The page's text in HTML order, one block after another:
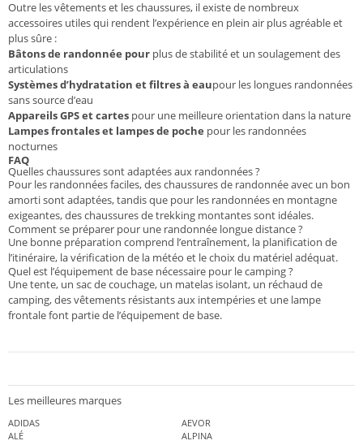
Outre les vêtements et les chaussures, il existe de nombreux
accessoires utiles qui rendent l’expérience en plein air plus agréable et
plus sûre :
Bâtons de randonnée pour plus de stabilité et un soulagement des
articulations
Systèmes d’hydratation et filtres à eaupour les longues randonnées
sans source d’eau
Appareils GPS et cartes pour une meilleure orientation dans la nature
Lampes frontales et lampes de poche pour les randonnées
nocturnes
FAQ
Quelles chaussures sont adaptées aux randonnées ?
Pour les randonnées faciles, des chaussures de randonnée avec un bon
amorti sont adaptées, tandis que pour les randonnées en montagne
exigeantes, des chaussures de trekking montantes sont idéales.
Comment se préparer pour une randonnée longue distance ?
Une bonne préparation comprend l’entraînement, la planification de
l’itinéraire, la vérification de la météo et le choix du matériel adéquat.
Quel est l’équipement de base nécessaire pour le camping ?
Une tente, un sac de couchage, un matelas isolant, un réchaud de
camping, des vêtements résistants aux intempéries et une lampe
frontale font partie de l’équipement de base.
Les meilleures marques
ADIDAS
AEVOR
ALÉ
ALPINA